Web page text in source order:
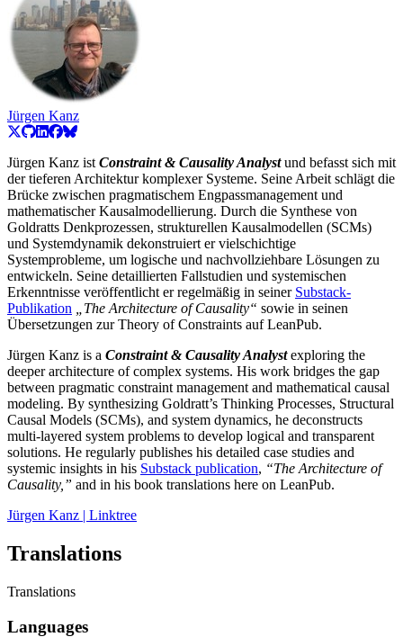
Jürgen Kanz
Jürgen Kanz ist Constraint & Causality Analystund befasst sich mit
der tieferen Architektur komplexer Systeme. Seine Arbeit schlägt die
Brücke zwischen pragmatischem Engpassmanagement und
mathematischer Kausalmodellierung. Durch die Synthese von
Goldratts Denkprozessen, strukturellen Kausalmodellen (SCMs)
und Systemdynamik dekonstruiert er vielschichtige
Systemprobleme, um logische und nachvollziehbare Lösungen zu
entwickeln. Seine detaillierten Fallstudien und systemischen
Erkenntnisse veröffentlicht er regelmäßig in seiner Substack-
Publikation
„The Architecture of Causality“ sowie in seinen
Übersetzungen zur Theory of Constraints auf LeanPub.
Jürgen Kanz is a Constraint & Causality Analystexploring the
deeper architecture of complex systems. His work bridges the gap
between pragmatic constraint management and mathematical causal
modeling. By synthesizing Goldratt’s Thinking Processes, Structural
Causal Models (SCMs), and system dynamics, he deconstructs
multi-layered system problems to develop logical and transparent
solutions. He regularly publishes his detailed case studies and
systemic insights in his Substack publication, “The Architecture of
Causality,” and in his book translations here on LeanPub.
Jürgen Kanz | Linktree
Translations
Translations
Languages